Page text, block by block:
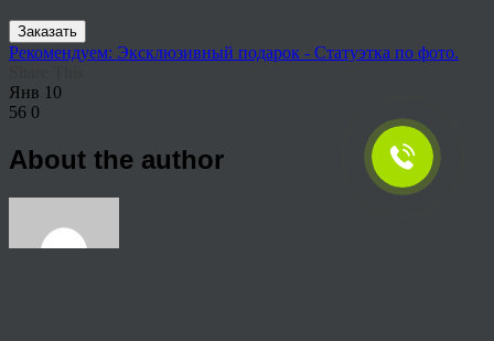
Заказать
Рекомендуем: Эксклюзивный подарок - Статуэтка по фото.
Янв 10
56 0
About the author